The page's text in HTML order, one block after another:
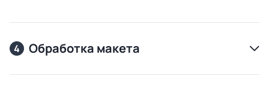
4 Обработка макета